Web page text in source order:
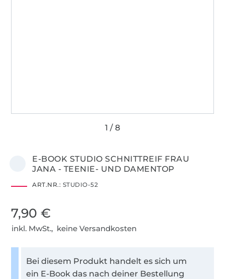
E-BOOK STUDIO SCHNITTREIF FRAU
JANA - TEENIE- UND DAMENTOP
ART.NR.: STUDIO-52
7,90 €
inkl. MwSt., keine Versandkosten
Bei diesem Produkt handelt es sich um
ein E-Book das nach deiner Bestellung